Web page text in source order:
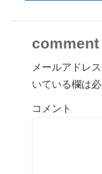
comment
メールアドレ
いている欄は
コメント